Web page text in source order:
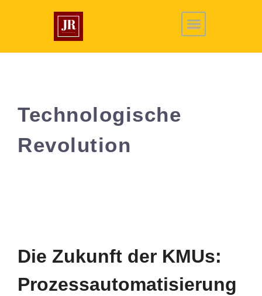
Technologische
Revolution
Die Zukunft der KMUs:
Prozessautomatisierung